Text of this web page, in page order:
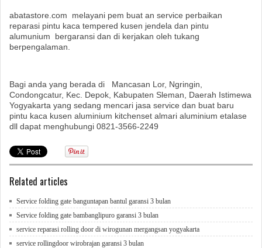
abatastore.com melayani pem buat an service perbaikan
reparasi pintu kaca tempered kusen jendela dan pintu
alumunium bergaransi dan di kerjakan oleh tukang
berpengalaman.
Bagi anda yang berada di Mancasan Lor, Ngringin,
Condongcatur, Kec. Depok, Kabupaten Sleman, Daerah Istimewa
Yogyakarta yang sedang mencari jasa service dan buat baru
pintu kaca kusen aluminium kitchenset almari aluminium etalase
dll dapat menghubungi 0821-3566-2249
Related articles
Service folding gate banguntapan bantul garansi 3 bulan
Service folding gate bambanglipuro garansi 3 bulan
service reparasi rolling door di wirogunan mergangsan yogyakarta
service rollingdoor wirobrajan garansi 3 bulan